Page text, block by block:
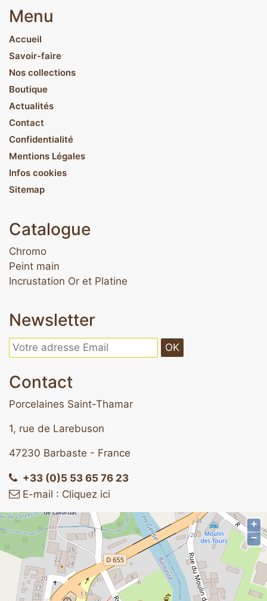
Menu
Accueil
Savoir-faire
Nos collections
Boutique
Actualités
Contact
Confidentialité
Mentions Légales
Infos cookies
Sitemap
Catalogue
Chromo
Peint main
Incrustation Or et Platine
Newsletter
OK
Contact
Porcelaines Saint-Thamar
1, rue de Larebuson
47230 Barbaste - France
+33 (0)5 53 65 76 23
E-mail : Cliquez ici
+
−